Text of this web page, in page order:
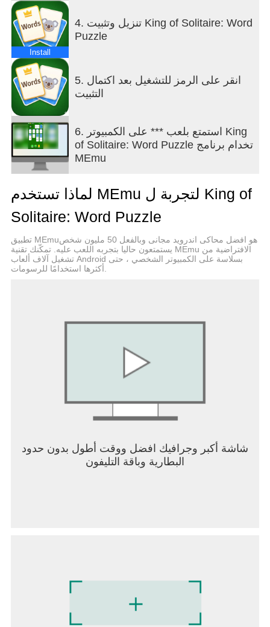
Install
4. تنزيل وتثبيت King of Solitaire: Word
Puzzle
5. انقر على الرمز للتشغيل بعد اكتمال
التثبيت
6. استمتع بلعب *** على الكمبيوتر King
of Solitaire: Word Puzzle تخدام برنامج
MEmu
لماذا تستخدم MEmu لتجربة ل King of
Solitaire: Word Puzzle
تطبيق MEmuهو افضل محاكى اندرويد مجانى وبالفعل 50 مليون شخص
يستمتعون حاليا بتجربه اللعب عليه. تمكّنك تقنية MEmu الافتراضية من
تشغيل آلاف ألعاب Android بسلاسة على الكمبيوتر الشخصي ، حتى
شاشة أكبر وجرافيك افضل ووقت أطول بدون حدود
البطارية وباقة التليفون